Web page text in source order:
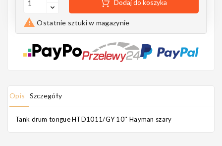
Dodaj do koszyka
 Ostatnie sztuki w magazynie
Opis Szczegóły
Tank drum tongue HTD1011/GY 10'' Hayman szary